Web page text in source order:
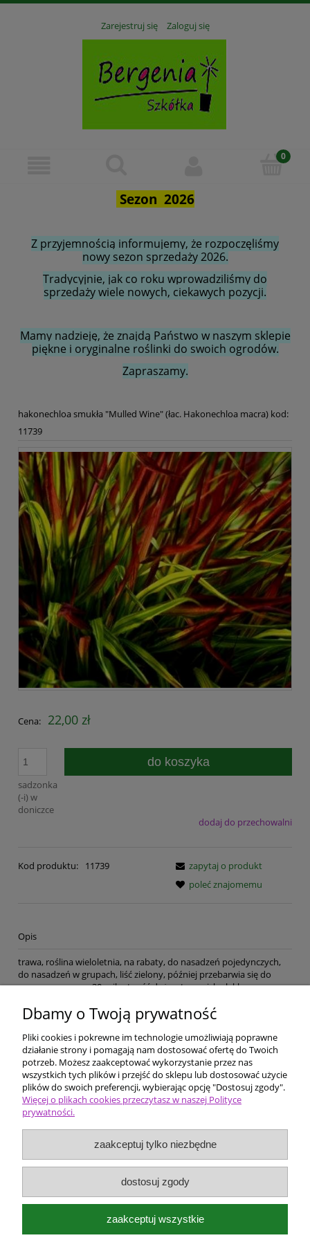
Zarejestruj się Zaloguj się
Sezon 2026
Z przyjemnością informujemy, że rozpoczęliśmy
nowy sezon sprzedaży 2026.
Tradycyjnie, jak co roku wprowadziliśmy do
sprzedaży wiele nowych, ciekawych pozycji.
Mamy nadzieję, że znajdą Państwo w naszym sklepie
piękne i oryginalne roślinki do swoich ogrodów.
Zapraszamy.
hakonechloa smukła "Mulled Wine" (łac. Hakonechloa macra) kod:
11739
Cena: 22,00 zł
sadzonka
(-i) w
doniczce
do koszyka
dodaj do przechowalni
Kod produktu: 11739
zapytaj o produkt
poleć znajomemu
Opis
trawa, roślina wieloletnia, na rabaty, do nasadzeń pojedynczych,
do nasadzeń w grupach, liść zielony, później przebarwia się do
czerwonego, wys. 30, wilgotność duża, stanowisko lekko
całkowita,
Pomoc
Dostawa i płatności
Ceny i rodzaje zakupów
O firmie
Kokotów 574
32-002 Węgrzce Wielkie k/Krakowa
Dbamy o Twoją prywatność
Pliki cookies i pokrewne im technologie umożliwiają poprawne
działanie strony i pomagają nam dostosować ofertę do Twoich
potrzeb. Możesz zaakceptować wykorzystanie przez nas
wszystkich tych plików i przejść do sklepu lub dostosować użycie
plików do swoich preferencji, wybierając opcję "Dostosuj zgody".
Więcej o plikach cookies przeczytasz w naszej Polityce
prywatności.
zaakceptuj tylko niezbędne
dostosuj zgody
zaakceptuj wszystkie